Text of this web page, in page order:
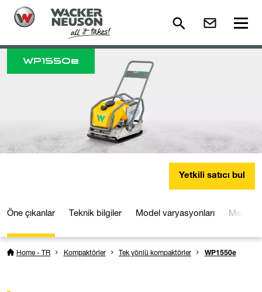
WP1550e
Yetkili satıcı bul
Öne çıkanlar Teknik bilgiler Model varyasyonları Medya
Home - TR Kompaktörler Tek yönlü kompaktörler WP1550e